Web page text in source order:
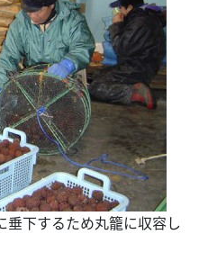
垂下するため丸籠に収容し